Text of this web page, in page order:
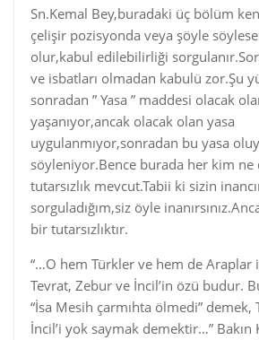
Sn.Kemal Bey,buradaki üç bölüm
çelişir pozisyonda veya şöyle
olur,kabul edilebilirliği
ve isbatları olmadan kabulü zor.Şu
sonradan ” Yasa ” maddesi olacak
yaşanıyor,ancak olacak olan yasa
uygulanmıyor,sonradan bu yasa
söyleniyor.Bence burada her kim ne
tutarsızlık mevcut.Tabii ki sizin
sorguladığım,siz öyle
bir tutarsızlıktır.
“…O hem Türkler ve hem de Araplar
Tevrat, Zebur ve İncil’in özü budur.
“İsa Mesih çarmıhta ölmedi” demek,
İncil’i yok saymak demektir…” Bakın